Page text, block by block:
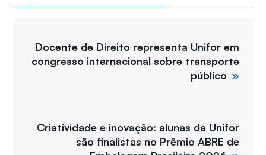
Docente de Direito representa Unifor em
congresso internacional sobre transporte
público
Criatividade e inovação: alunas da Unifor
são finalistas no Prêmio ABRE de